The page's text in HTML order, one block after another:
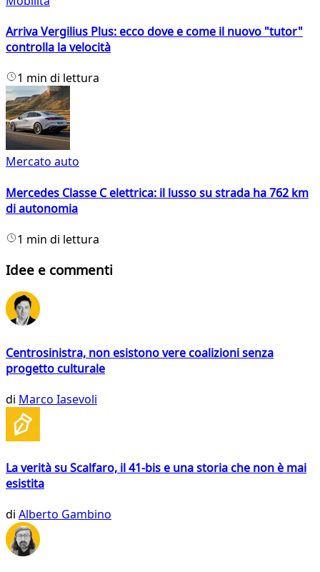
Arriva Vergilius Plus: ecco dove e come il nuovo "tutor"
controlla la velocità
1 min di lettura
Mercato auto
Mercedes Classe C elettrica: il lusso su strada ha 762 km
di autonomia
1 min di lettura
Idee e commenti
Centrosinistra, non esistono vere coalizioni senza
progetto culturale
di Marco Iasevoli
La verità su Scalfaro, il 41-bis e una storia che non è mai
esistita
di Alberto Gambino